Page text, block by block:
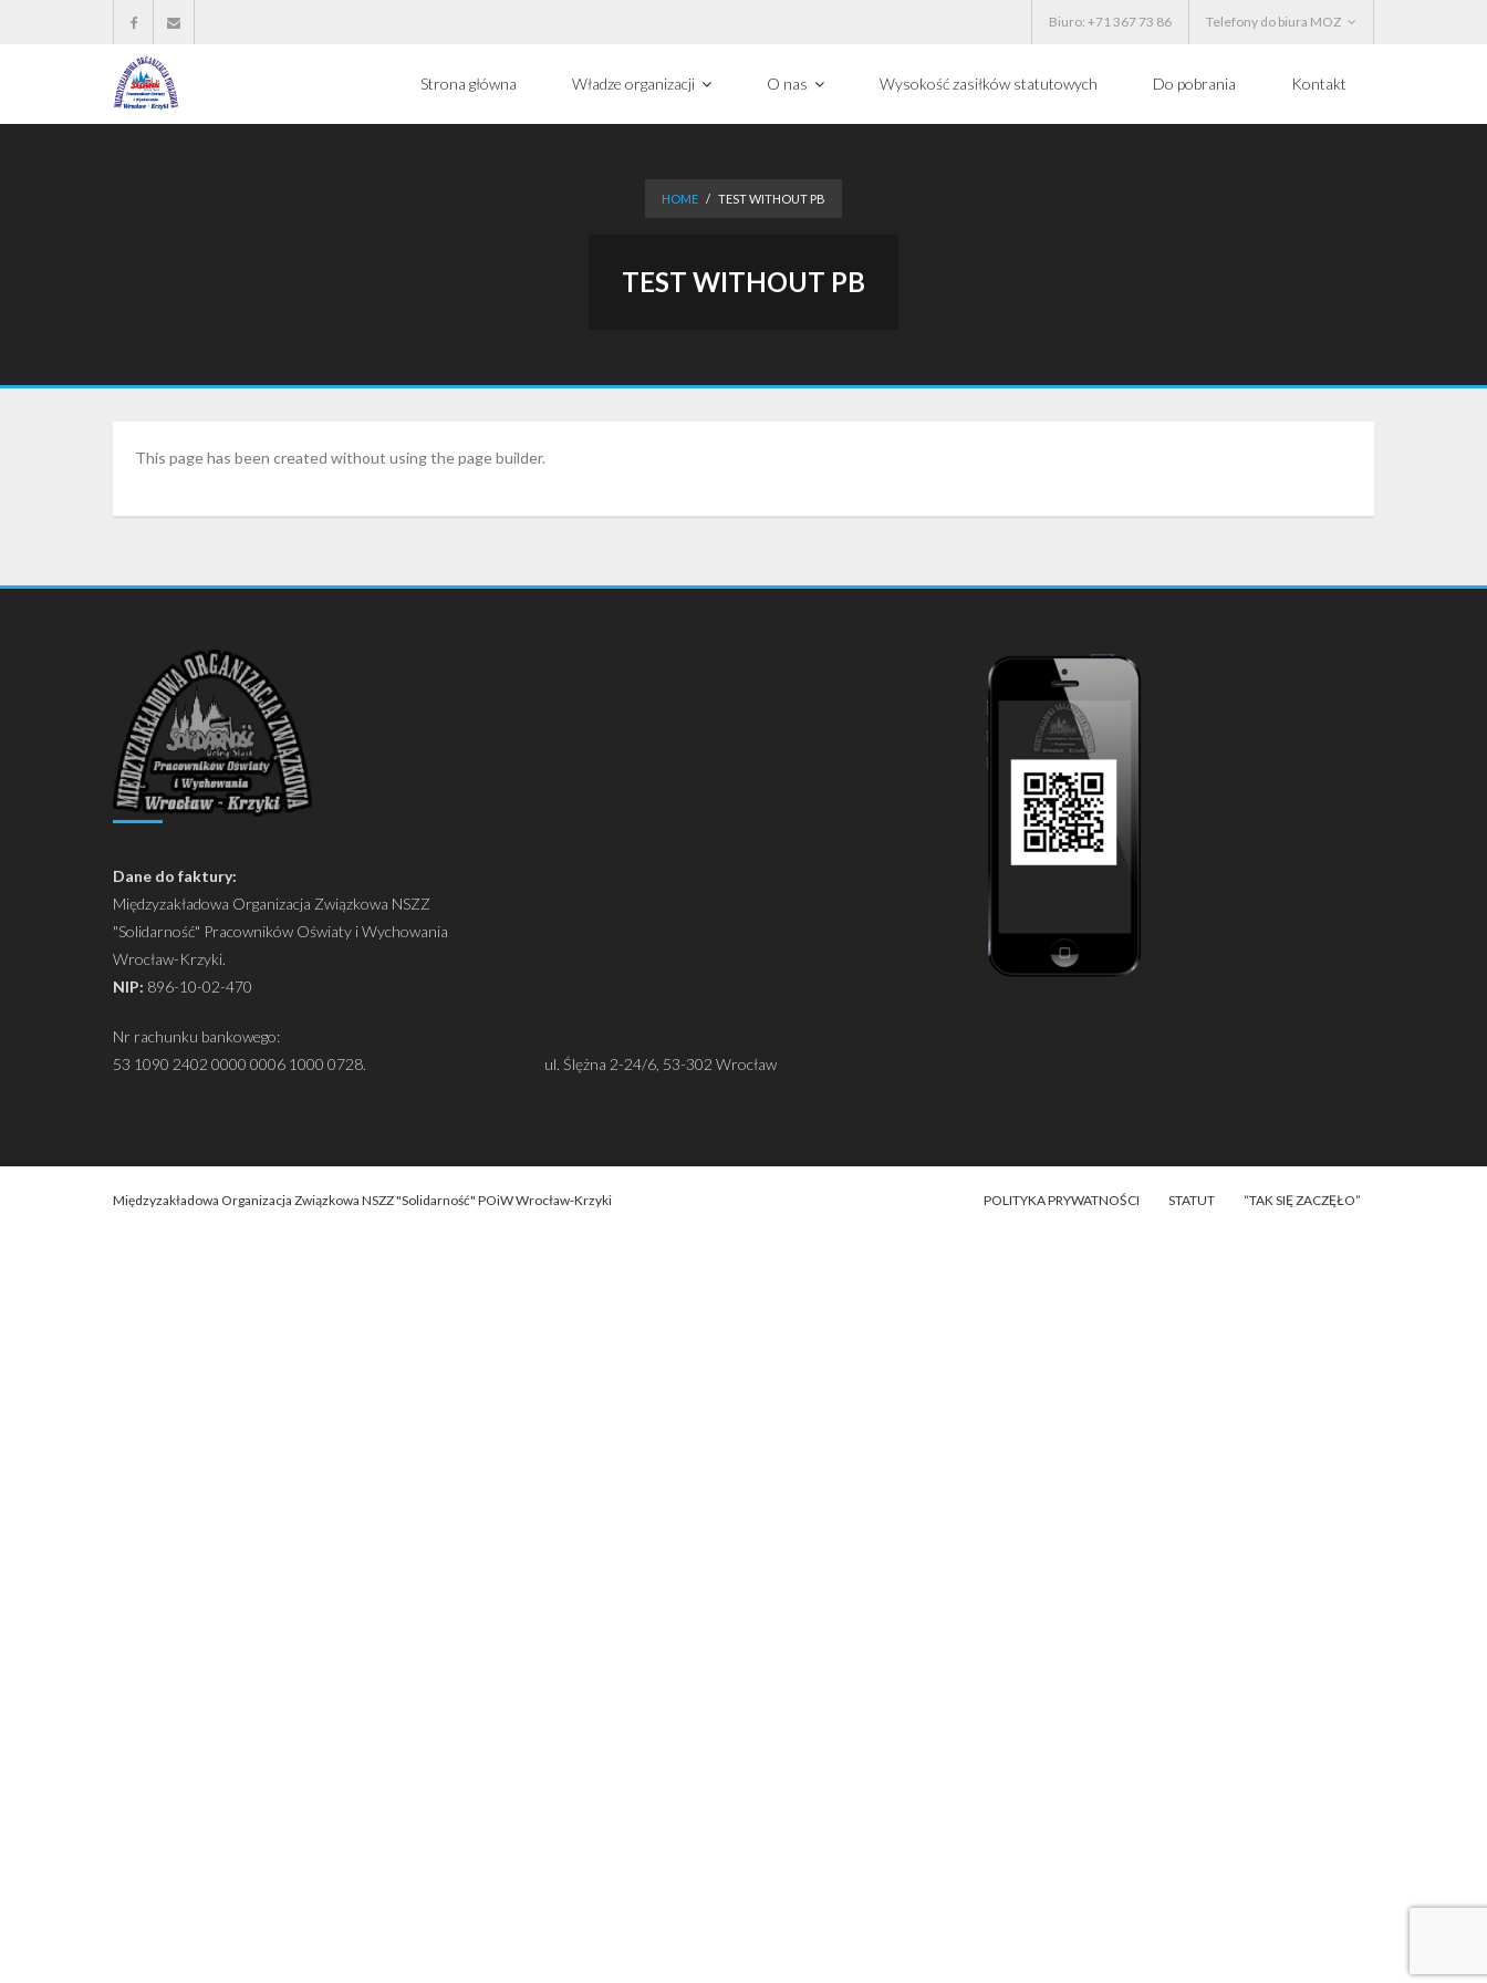
Biuro: +71 367 73 86 Telefony do biura MOZ
Strona główna Władze organizacji O nas Wysokość zasiłków statutowych Do pobrania Kontakt
HOME / TEST WITHOUT PB
TEST WITHOUT PB
This page has been created without using the page builder.
Dane do faktury:
Międzyzakładowa Organizacja Związkowa NSZZ
"Solidarność" Pracowników Oświaty i Wychowania
Wrocław-Krzyki.
NIP: 896-10-02-470
Nr rachunku bankowego:
53 1090 2402 0000 0006 1000 0728.
ul. Ślężna 2-24/6, 53-302 Wrocław
Międzyzakładowa Organizacja Związkowa NSZZ "Solidarność" POiW Wrocław-Krzyki POLITYKA PRYWATNOŚCI STATUT “TAK SIĘ ZACZĘŁO”